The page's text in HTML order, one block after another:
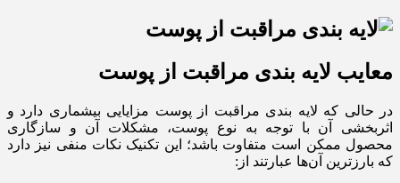
معایب لایه بندی مراقبت از پوست
در حالی که لایه بندی مراقبت از پوست مزایایی بیشماری دارد و
اثربخشی آن با توجه به نوع پوست، مشکلات آن و سازگاری
محصول ممکن است متفاوت باشد؛ این تکنیک نکات منفی نیز دارد
که بارزترین آن‌ها عبارتند از: